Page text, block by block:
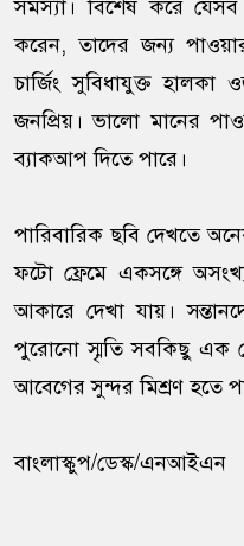
সমস্যা। বিশেষ করে
করেন, তাদের জন্য
চার্জিং সুবিধাযুক্ত
জনপ্রিয়। ভালো মানের
ব্যাকআপ দিতে পারে।
পারিবারিক ছবি দেখতে
ফটো ফ্রেমে একসঙ্গে
আকারে দেখা যায়।
পুরোনো স্মৃতি সবকিছু এক
আবেগের সুন্দর মিশ্রণ হতে
বাংলাস্কুপ/ডেস্ক/এনআইএন